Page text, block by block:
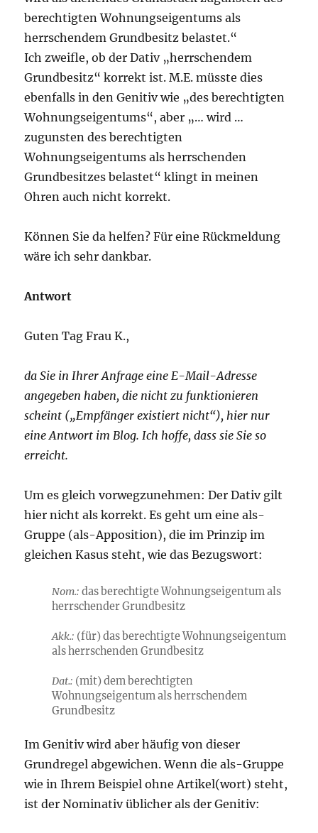
berechtigten Wohnungseigentums als
herrschendem Grundbesitz belastet.“
Ich zweifle, ob der Dativ „herrschendem
Grundbesitz“ korrekt ist. M.E. müsste dies
ebenfalls in den Genitiv wie „des berechtigten
Wohnungseigentums“, aber „… wird …
zugunsten des berechtigten
Wohnungseigentums als herrschenden
Grundbesitzes belastet“ klingt in meinen
Ohren auch nicht korrekt.
Können Sie da helfen? Für eine Rückmeldung
wäre ich sehr dankbar.
Antwort
Guten Tag Frau K.,
da Sie in Ihrer Anfrage eine E-Mail-Adresse
angegeben haben, die nicht zu funktionieren
scheint („Empfänger existiert nicht“), hier nur
eine Antwort im Blog. Ich hoffe, dass sie Sie so
erreicht.
Um es gleich vorwegzunehmen: Der Dativ gilt
hier nicht als korrekt. Es geht um eine als-
Gruppe (als-Apposition), die im Prinzip im
gleichen Kasus steht, wie das Bezugswort:
Nom.: das berechtigte Wohnungseigentum als
herrschender Grundbesitz
Akk.: (für) das berechtigte Wohnungseigentum
als herrschenden Grundbesitz
Dat.: (mit) dem berechtigten
Wohnungseigentum als herrschendem
Grundbesitz
Im Genitiv wird aber häufig von dieser
Grundregel abgewichen. Wenn die als-Gruppe
wie in Ihrem Beispiel ohne Artikel(wort) steht,
ist der Nominativ üblicher als der Genitiv: